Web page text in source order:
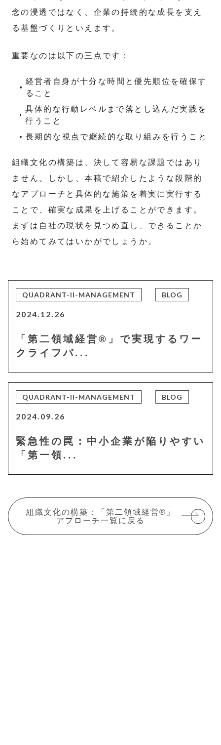
念の浸透ではなく、企業の持続的な成長を支え
る基盤づくりといえます。
重要なのは以下の三点です：
経営者自身が十分な時間と優先順位を確保す
ること
具体的な行動レベルまで落とし込んだ実践を
行うこと
長期的な視点で継続的な取り組みを行うこと
組織文化の構築は、決して容易な課題ではあり
ません。しかし、本稿で紹介したような段階的
なアプローチと具体的な施策を着実に実行する
ことで、確実な成果を上げることができます。
まずは自社の現状を見つめ直し、できることか
ら始めてみてはいかがでしょうか。
QUADRANT-II-MANAGEMENT BLOG
2024.12.26
「第二領域経営®」で実現するワー
クライフバ...
QUADRANT-II-MANAGEMENT BLOG
2024.09.26
緊急性の罠：中小企業が陥りやすい
「第一領...
組織文化の構築：「第二領域経営®」
アプローチ一覧に戻る